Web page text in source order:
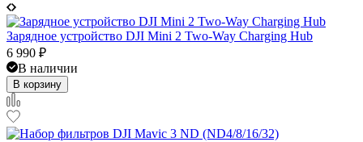
Зарядное устройство DJI Mini 2 Two-Way Charging Hub
6 990 ₽
В наличии
В корзину